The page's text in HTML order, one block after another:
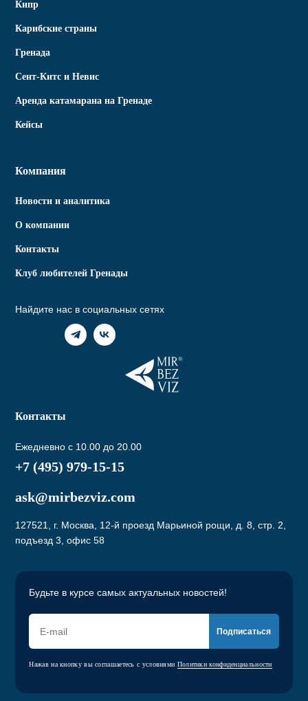
Кипр
Карибские страны
Гренада
Сент-Китс и Невис
Аренда катамарана на Гренаде
Кейсы
Компания
Новости и аналитика
О компании
Контакты
Клуб любителей Гренады
Найдите нас в социальных сетях
Контакты
Ежедневно с 10.00 до 20.00
+7 (495) 979-15-15
ask@mirbezviz.com
127521, г. Москва, 12-й проезд Марьиной рощи, д. 8, стр. 2,
подъезд 3, офис 58
Будьте в курсе самых актуальных новостей!
Подписаться
Нажав на кнопку вы соглашаетесь с условиями Политики конфиденциальности